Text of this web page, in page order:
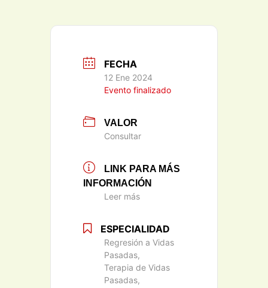
FECHA
12 Ene 2024
Evento finalizado
VALOR
Consultar
LINK PARA MÁS
INFORMACIÓN
Leer más
ESPECIALIDAD
Regresión a Vidas
Pasadas,
Terapia de Vidas
Pasadas,